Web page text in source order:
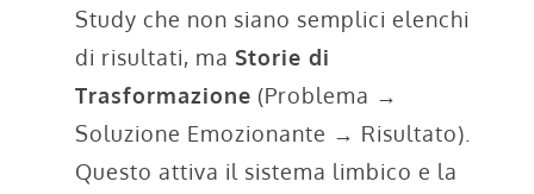
Study che non siano semplici elenchi
di risultati, ma Storie di
Trasformazione (Problema →
Soluzione Emozionante → Risultato).
Questo attiva il sistema limbico e la